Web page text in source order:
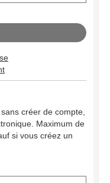
créer de compte,
Maximum de
si vous créez un